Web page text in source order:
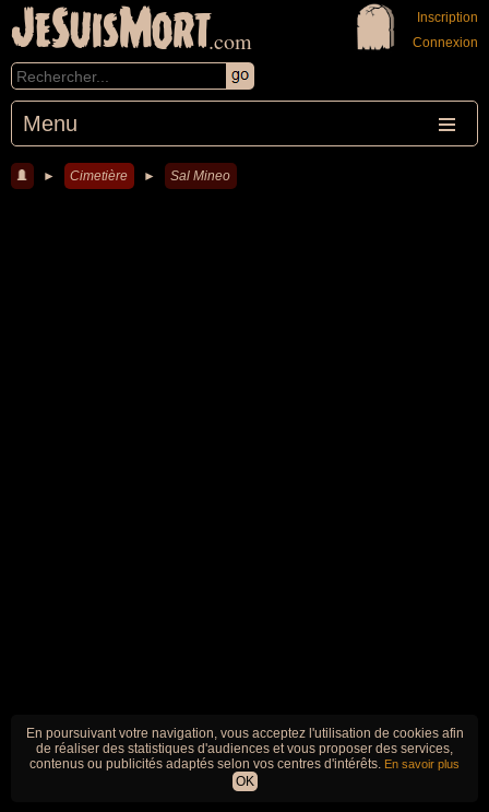
JeSuisMort.com
Menu
Inscription
Connexion
► Cimetière ► Sal Mineo
En poursuivant votre navigation, vous acceptez l'utilisation de cookies afin
de réaliser des statistiques d'audiences et vous proposer des services,
contenus ou publicités adaptés selon vos centres d'intérêts. En savoir plus
OK